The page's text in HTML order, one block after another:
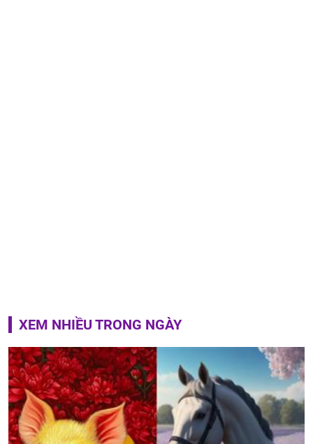
XEM NHIỀU TRONG NGÀY